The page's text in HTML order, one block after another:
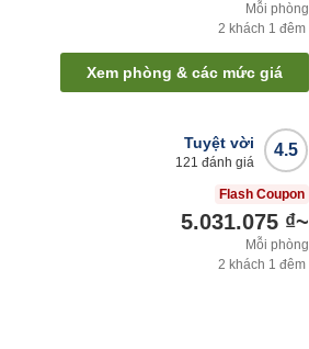
Mỗi phòng
2 khách 1 đêm
Xem phòng & các mức giá
4.5
Tuyệt vời
121 đánh giá
Flash Coupon
5.031.075 ₫~
Mỗi phòng
2 khách 1 đêm